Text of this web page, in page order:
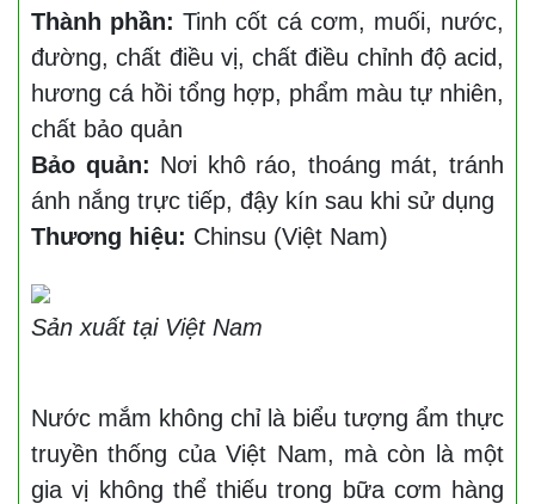
Thành phần: Tinh cốt cá cơm, muối, nước,
đường, chất điều vị, chất điều chỉnh độ acid,
hương cá hồi tổng hợp, phẩm màu tự nhiên,
chất bảo quản
Bảo quản: Nơi khô ráo, thoáng mát, tránh
ánh nắng trực tiếp, đậy kín sau khi sử dụng
Thương hiệu: Chinsu (Việt Nam)
Sản xuất tại Việt Nam
Nước mắm không chỉ là biểu tượng ẩm thực
truyền thống của Việt Nam, mà còn là một
gia vị không thể thiếu trong bữa cơm hàng